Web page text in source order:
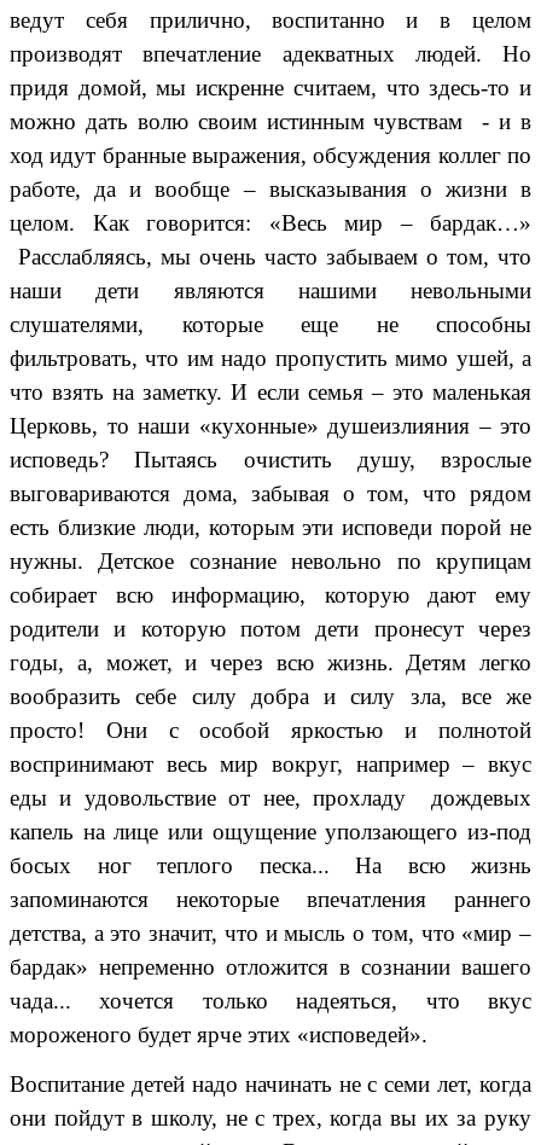
ведут себя прилично, воспитанно и в целом
производят впечатление адекватных людей. Но
придя домой, мы искренне считаем, что здесь-то и
можно дать волю своим истинным чувствам - и в
ход идут бранные выражения, обсуждения коллег по
работе, да и вообще – высказывания о жизни в
целом. Как говорится: «Весь мир – бардак…»
Расслабляясь, мы очень часто забываем о том, что
наши дети являются нашими невольными
слушателями, которые еще не способны
фильтровать, что им надо пропустить мимо ушей, а
что взять на заметку. И если семья – это маленькая
Церковь, то наши «кухонные» душеизлияния – это
исповедь? Пытаясь очистить душу, взрослые
выговариваются дома, забывая о том, что рядом
есть близкие люди, которым эти исповеди порой не
нужны. Детское сознание невольно по крупицам
собирает всю информацию, которую дают ему
родители и которую потом дети пронесут через
годы, а, может, и через всю жизнь. Детям легко
вообразить себе силу добра и силу зла, все же
просто! Они с особой яркостью и полнотой
воспринимают весь мир вокруг, например – вкус
еды и удовольствие от нее, прохладу дождевых
капель на лице или ощущение уползающего из-под
босых ног теплого песка... На всю жизнь
запоминаются некоторые впечатления раннего
детства, а это значит, что и мысль о том, что «мир –
бардак» непременно отложится в сознании вашего
чада... хочется только надеяться, что вкус
мороженого будет ярче этих «исповедей».
Воспитание детей надо начинать не с семи лет, когда
они пойдут в школу, не с трех, когда вы их за руку